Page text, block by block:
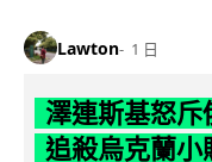
Lawton 1 日
澤連斯基怒斥
追殺烏克蘭